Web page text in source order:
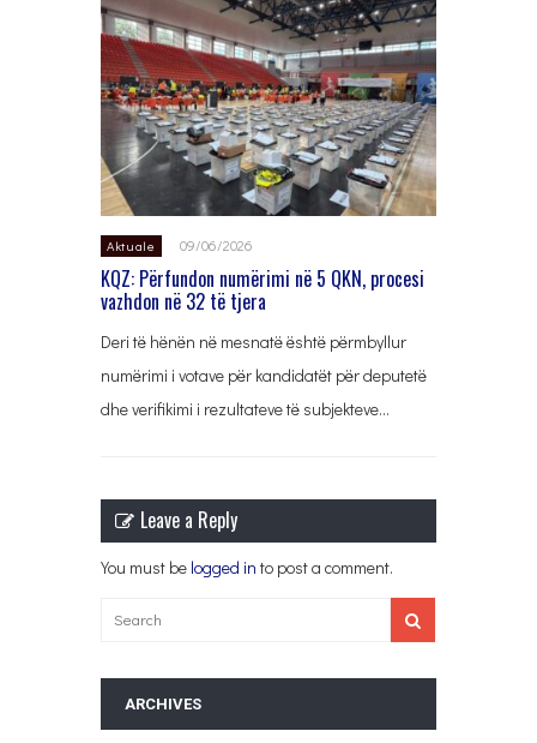
Aktuale 09/06/2026
KQZ: Përfundon numërimi në 5 QKN, procesi
vazhdon në 32 të tjera
Deri të hënën në mesnatë është përmbyllur
numërimi i votave për kandidatët për deputetë
dhe verifikimi i rezultateve të subjekteve…
Leave a Reply
You must be logged in to post a comment.
ARCHIVES